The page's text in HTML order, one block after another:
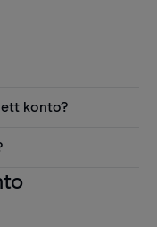
konto?
Reuters
när man
hålls öppna